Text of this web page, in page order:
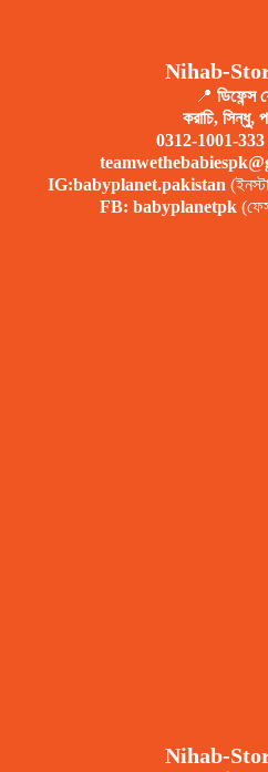
Nihab-
📍 ডিফেন্স
করাচি, সিন্ধু,
0312-1001-333
IG:babyplanet.pakistan
FB: babyplanetpk
Nihab-